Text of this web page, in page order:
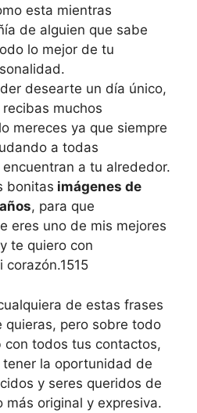
esta mientras
de alguien que sabe
lo mejor de tu
desearte un día único,
muchos
mereces ya que siempre
a todas
a tu alrededor.
bonitas imágenes de
, para que
eres uno de mis mejores
te quiero con
corazón.1515
de estas frases
quieras, pero sobre todo
con todos tus contactos,
la oportunidad de
y seres queridos de
más original y expresiva.